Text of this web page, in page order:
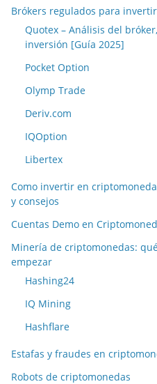
Brókers regulados para
Quotex – Análisis del
inversión [Guía 2025]
Pocket Option
Olymp Trade
Deriv.com
IQOption
Libertex
Como invertir en
y consejos
Cuentas Demo en
Minería de criptomonedas:
empezar
Hashing24
IQ Mining
Hashflare
Estafas y fraudes en
Robots de criptomonedas